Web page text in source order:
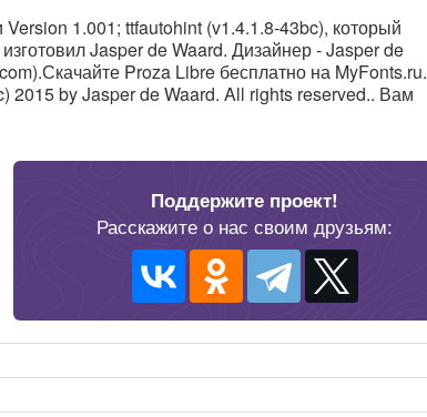
Version 1.001; ttfautohint (v1.4.1.8-43bc), который
Jasper de Waard. Дизайнер - Jasper de
Proza Libre бесплатно на MyFonts.ru.
2015 by Jasper de Waard. All rights reserved.. Вам
Поддержите проект!
Расскажите о нас своим друзьям: